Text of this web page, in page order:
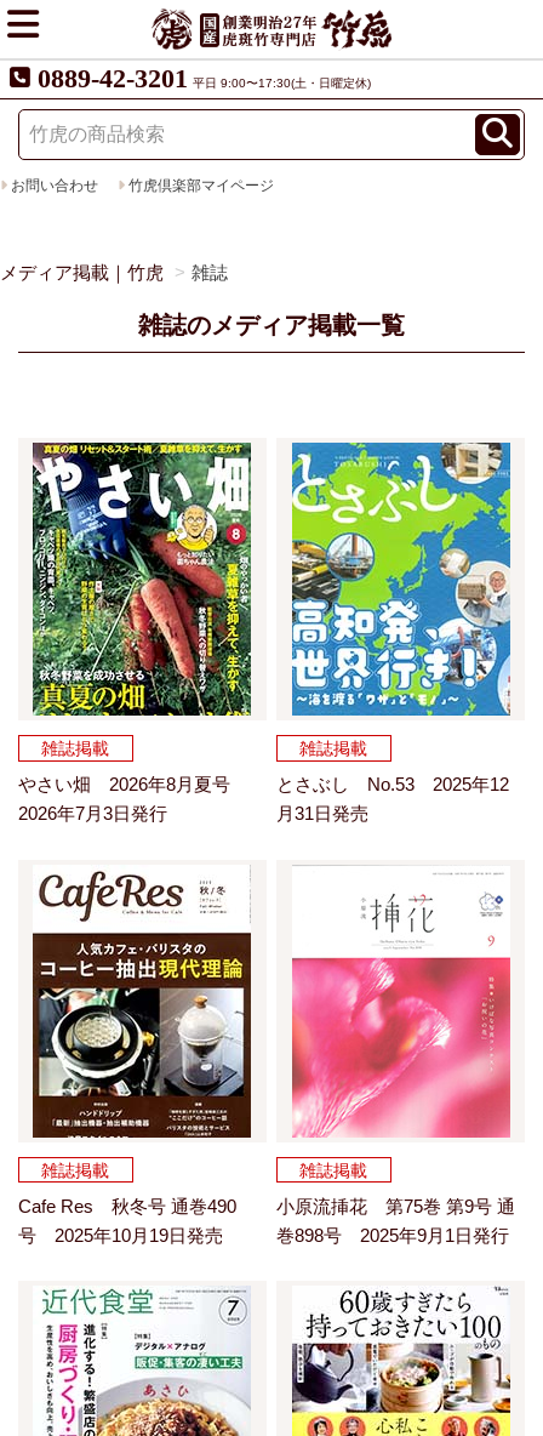
0889-42-3201 平日 9:00〜17:30(土・日曜定休)
お問い合わせ 竹虎倶楽部マイページ
メディア掲載｜竹虎 雑誌
雑誌のメディア掲載一覧
雑誌掲載
やさい畑 2026年8月夏号
2026年7月3日発行
雑誌掲載
とさぶし No.53 2025年12
月31日発売
雑誌掲載
Cafe Res 秋冬号 通巻490
号 2025年10月19日発売
雑誌掲載
小原流挿花 第75巻 第9号 通
巻898号 2025年9月1日発行